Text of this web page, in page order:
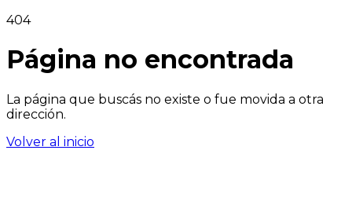
404
Página no encontrada
La página que buscás no existe o fue movida a otra
dirección.
Volver al inicio